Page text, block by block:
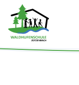
Waldhufenschule